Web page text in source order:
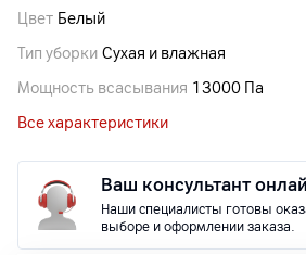
Цвет Белый
Тип уборки Сухая и влажная
Мощность всасывания 13000 Па
Все характеристики
Ваш консультант
Наши специалисты готовы
выборе и оформлении заказа.